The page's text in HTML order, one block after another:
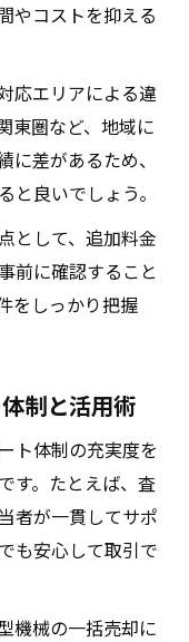
やコストを抑える
応エリアによる違
東圏など、地域に
に差があるため、
良いでしょう。
として、追加料金
前に確認すること
をしっかり把握
制と活用術
ト体制の充実度を
す。たとえば、査
者が一貫してサポ
も安心して取引で
機械の一括売却に